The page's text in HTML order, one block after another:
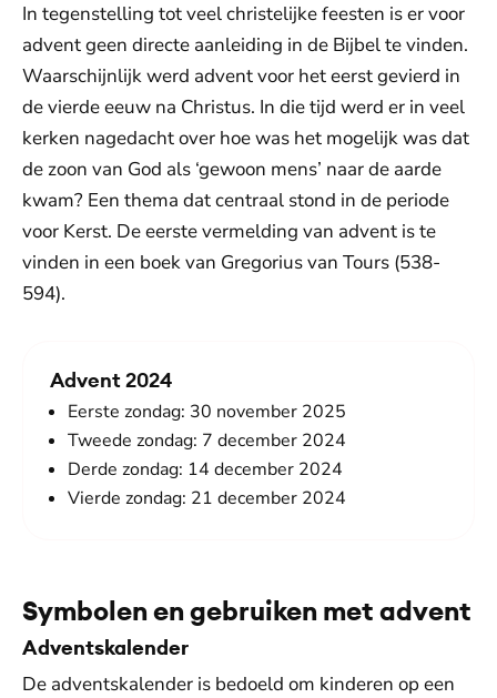
In tegenstelling tot veel christelijke feesten is er voor
advent geen directe aanleiding in de Bijbel te vinden.
Waarschijnlijk werd advent voor het eerst gevierd in
de vierde eeuw na Christus. In die tijd werd er in veel
kerken nagedacht over hoe was het mogelijk was dat
de zoon van God als ‘gewoon mens’ naar de aarde
kwam? Een thema dat centraal stond in de periode
voor Kerst. De eerste vermelding van advent is te
vinden in een boek van Gregorius van Tours (538-
594).
Advent 2024
Eerste zondag: 30 november 2025
Tweede zondag: 7 december 2024
Derde zondag: 14 december 2024
Vierde zondag: 21 december 2024
Symbolen en gebruiken met advent
Adventskalender
De adventskalender is bedoeld om kinderen op een